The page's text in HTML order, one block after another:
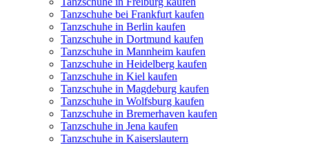
Tanzschuhe bei Frankfurt kaufen
Tanzschuhe in Berlin kaufen
Tanzschuhe in Dortmund kaufen
Tanzschuhe in Mannheim kaufen
Tanzschuhe in Heidelberg kaufen
Tanzschuhe in Kiel kaufen
Tanzschuhe in Magdeburg kaufen
Tanzschuhe in Wolfsburg kaufen
Tanzschuhe in Bremerhaven kaufen
Tanzschuhe in Jena kaufen
Tanzschuhe in Kaiserslautern